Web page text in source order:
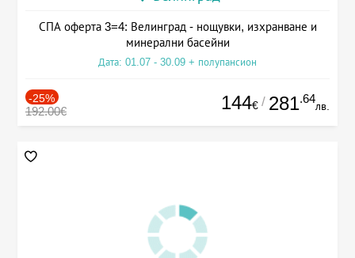
СПА оферта 3=4: Велинград - нощувки, изхранване и
минерални басейни
Дата: 01.07 - 30.09 + полупансион
-25%
192.00€ 144€ / 281.64
лв.